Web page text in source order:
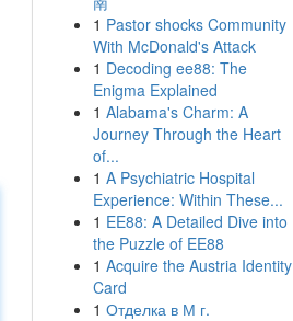
1 Pastor shocks Community
With McDonald's Attack
1 Decoding ee88: The
Enigma Explained
1 Alabama's Charm: A
Journey Through the Heart
of...
1 A Psychiatric Hospital
Experience: Within These...
1 EE88: A Detailed Dive into
the Puzzle of EE88
1 Acquire the Austria Identity
Card
1 Отделка в М г.